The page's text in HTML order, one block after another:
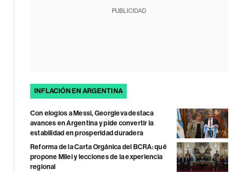
PUBLICIDAD
INFLACIÓN EN ARGENTINA
Con elogios a Messi, Georgieva destaca
avances en Argentina y pide convertir la
estabilidad en prosperidad duradera
Reforma de la Carta Orgánica del BCRA: qué
propone Milei y lecciones de la experiencia
regional